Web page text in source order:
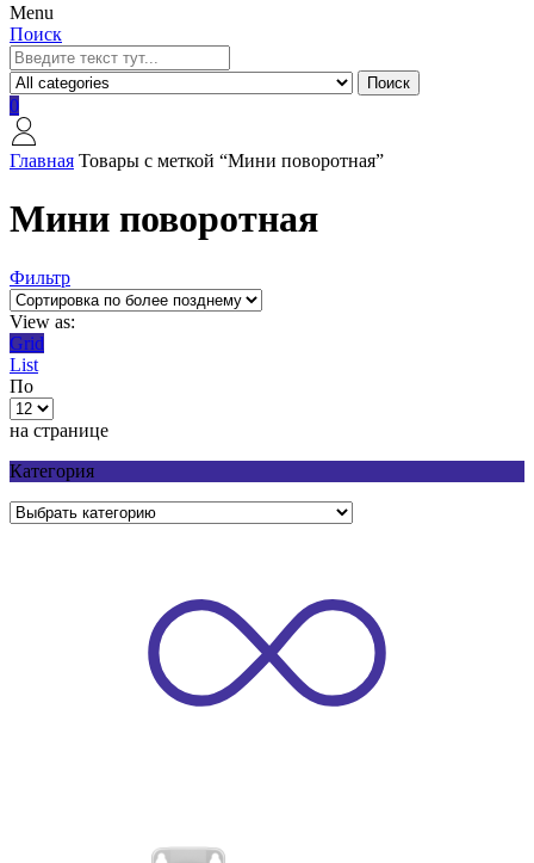
Menu
Поиск
Поиск
0
Главная Товары с меткой “Мини поворотная”
Мини поворотная
Фильтр
View as:
Grid
List
По
на странице
Категория